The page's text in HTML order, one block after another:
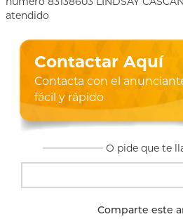
atendido
Contactar Aquí
Contacta con el
fácil y rápido
O pide que te
Comparte este